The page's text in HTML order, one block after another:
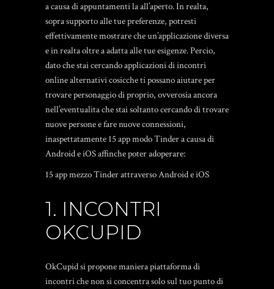
a causa di appuntamenti la all’aperto. In realta,
sopra supporto alle tue preferenze, potresti
effettivamente mostrare che un’applicazione diversa
e in realta oltre a adatta alle tue esigenze. Percio,
dato che stai cercando applicazioni di incontri
online alternativi cosicche ti possano aiutare per
trovare personaggio di proprio, ovverosia ancora
nell’eventualita che stai soltanto cercando di trovare
nuove persone e fare nuove connessioni,
inaspettatamente 15 app modo Tinder a causa di
Android e iOS affinche poter adoperare:
15 app mezzo Tinder attraverso Android e iOS
1. INCONTRI
OKCUPID
OkCupid si propone maniera piattaforma di
incontri che non si concentra solo sul tuo punto di